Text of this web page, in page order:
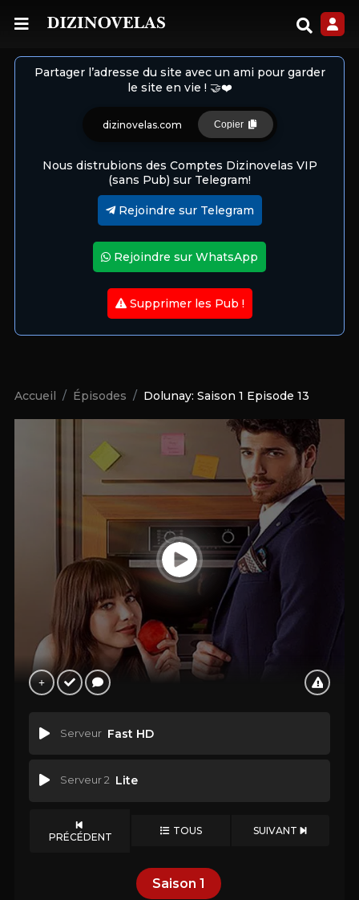
Partager l’adresse du site avec un ami pour garder
le site en vie ! 🤝❤️
dizinovelas.com Copier
Nous distrubions des Comptes Dizinovelas VIP
(sans Pub) sur Telegram!
Rejoindre sur Telegram
Rejoindre sur WhatsApp
Supprimer les Pub !
Accueil Épisodes Dolunay: Saison 1 Episode 13
Serveur Fast HD
Serveur 2 Lite
PRÉCÉDENT TOUS SUIVANT
Saison 1